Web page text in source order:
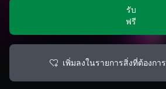
รับ
ฟรี
เพิ่มลงในรายการสิ่งที่ต้องการ